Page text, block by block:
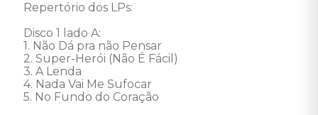
Repertório dos LPs:
Disco 1 lado A:
1. Não Dá pra não Pensar
2. Super-Herói (Não É Fácil)
3. A Lenda
4. Nada Vai Me Sufocar
5. No Fundo do Coração